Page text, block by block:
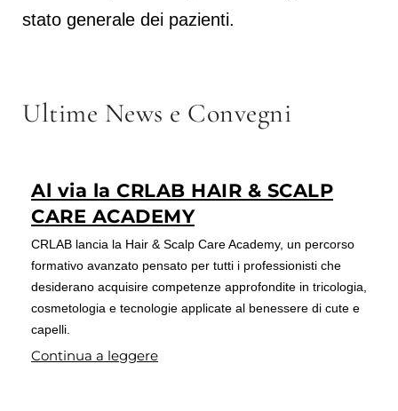
stato generale dei pazienti.
Ultime News e Convegni
Al via la CRLAB HAIR & SCALP
CARE ACADEMY
CRLAB lancia la Hair & Scalp Care Academy, un percorso
formativo avanzato pensato per tutti i professionisti che
desiderano acquisire competenze approfondite in tricologia,
cosmetologia e tecnologie applicate al benessere di cute e
capelli.
Continua a leggere